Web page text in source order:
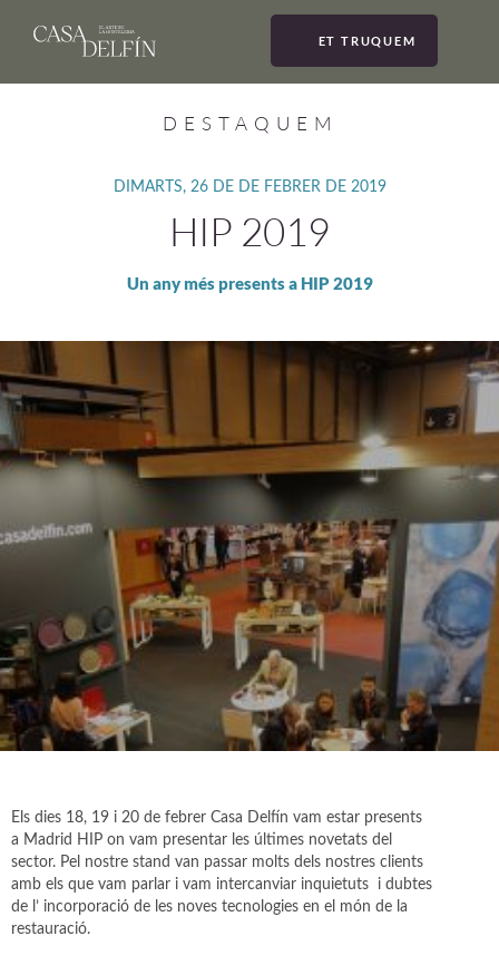
ET TRUQUEM
DESTAQUEM
DIMARTS, 26 DE DE FEBRER DE 2019
HIP 2019
Un any més presents a HIP 2019
Els dies 18, 19 i 20 de febrer Casa Delfín vam estar presents
a Madrid HIP on vam presentar les últimes novetats del
sector. Pel nostre stand van passar molts dels nostres clients
amb els que vam parlar i vam intercanviar inquietuts i dubtes
de l’ incorporació de les noves tecnologies en el món de la
restauració.